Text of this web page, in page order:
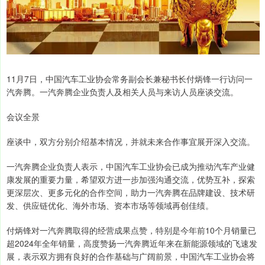
11月7日，中国汽车工业协会常务副会长兼秘书长付炳锋一行访问一
汽奔腾。一汽奔腾企业负责人及相关人员与来访人员座谈交流。
会议全景
座谈中，双方分别介绍基本情况，并就未来合作事宜展开深入交流。
一汽奔腾企业负责人表示，中国汽车工业协会已成为推动汽车产业健
康发展的重要力量，希望双方进一步加强沟通交流，优势互补，探索
更深层次、更多元化的合作空间，助力一汽奔腾在品牌建设、技术研
发、供应链优化、海外市场、资本市场等领域再创佳绩。
付炳锋对一汽奔腾取得的经营成果点赞，特别是今年前10个月销量已
超2024年全年销量，高度赞扬一汽奔腾近年来在新能源领域的飞速发
展，表示双方拥有良好的合作基础与广阔前景，中国汽车工业协会将